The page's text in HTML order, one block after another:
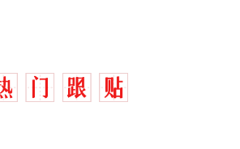
热
制裁瓜子饺子，美国怕什